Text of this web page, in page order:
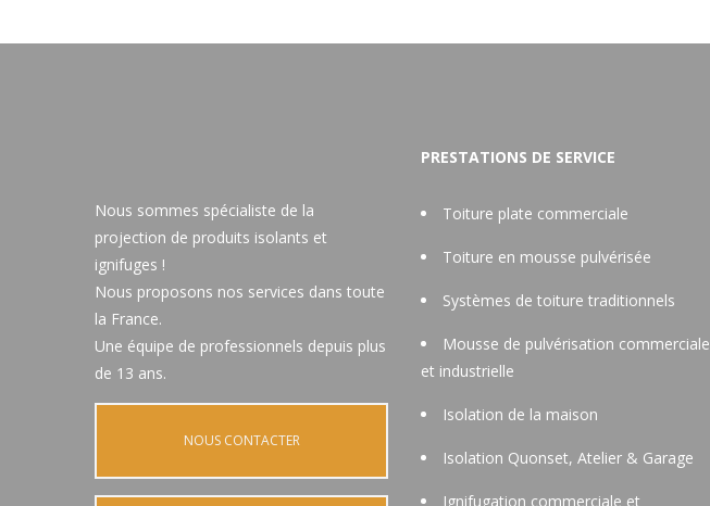
Nous sommes spécialiste de la
projection de produits isolants et
ignifuges !
Nous proposons nos services dans toute
la France.
Une équipe de professionnels depuis plus
de 13 ans.
NOUS CONTACTER
PRESTATIONS DE SERVICE
Toiture plate commerciale
Toiture en mousse pulvérisée
Systèmes de toiture traditionnels
Mousse de pulvérisation commerciale
et industrielle
Isolation de la maison
Isolation Quonset, Atelier & Garage
Ignifugation commerciale et